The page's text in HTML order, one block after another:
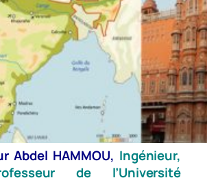
Abdel HAMMOU, Ingénieur,
de l’Université